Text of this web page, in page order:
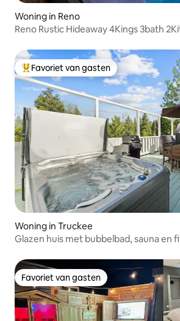
Woning in Reno
Reno Rustic Hideaway 4Kings 3bath
Topfavoriet van gasten
Favoriet van gasten
Woning in Truckee
Glazen huis met bubbelbad, sauna en
Favoriet van gasten
Favoriet van gasten